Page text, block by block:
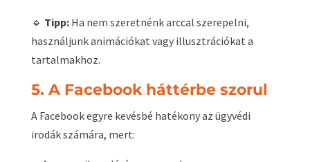
🔹 Tipp:Ha nem szeretnénk arccal szerepelni,
használjunk animációkat vagy illusztrációkat a
tartalmakhoz.
5. A Facebook háttérbe szorul
A Facebook egyre kevésbé hatékony az ügyvédi
irodák számára, mert: